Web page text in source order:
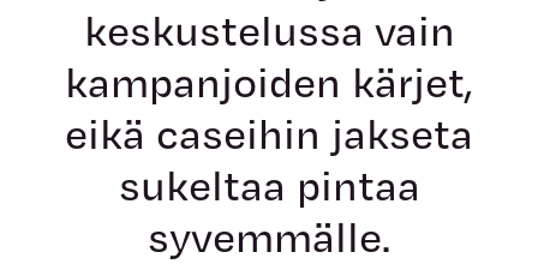
keskustelussa vain
kampanjoiden kärjet,
eikä caseihin jakseta
sukeltaa pintaa
syvemmälle.